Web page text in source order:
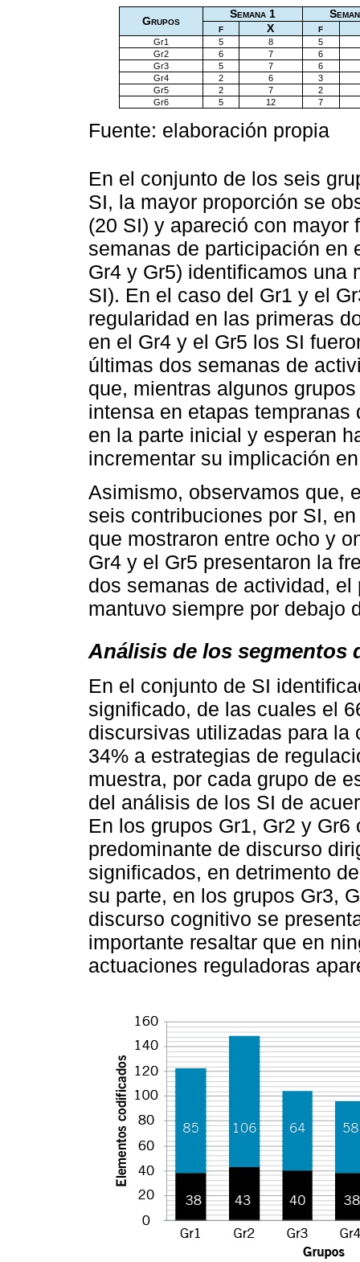
Grupos
Semana 1
f
X f
Gr1 5 8
5
Gr2
6 7
6
Gr3
5 7
6
Gr4
2 6
3
Gr5
2 7
2
Gr6
5 12 7
Fuente: elaboración propia
En el conjunto de los seis
SI, la mayor proporción se
(20 SI) y apareció con mayor
semanas de participación en
Gr4 y Gr5) identificamos una
SI). En el caso del Gr1 y el
regularidad en las primeras
en el Gr4 y el Gr5 los SI
últimas dos semanas de
que, mientras algunos
intensa en etapas
en la parte inicial y esperan
incrementar su implicación
Asimismo, observamos que,
seis contribuciones por SI,
que mostraron entre ocho y
Gr4 y el Gr5 presentaron la
dos semanas de actividad,
mantuvo siempre por debajo
Análisis de los segmentos
En el conjunto de SI
significado, de las cuales el
discursivas utilizadas para la
34% a estrategias de
muestra, por cada grupo de
del análisis de los SI de
En los grupos Gr1, Gr2 y
predominante de discurso
significados, en detrimento
su parte, en los grupos Gr3,
discurso cognitivo se
importante resaltar que en
actuaciones reguladoras